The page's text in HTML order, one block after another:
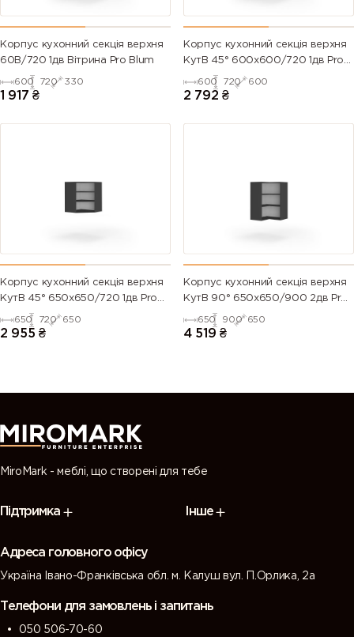
Корпус кухонний секцiя верхня
60В/720 1дв Вітрина Pro Blum
600 720 330
1 917 ₴
Корпус кухонний секцiя верхня
КутВ 45° 600х600/720 1дв Pro
600 720 600
2 792 ₴
Корпус кухонний секцiя верхня
КутВ 45° 650х650/720 1дв Pro
650 720 650
2 955 ₴
Корпус кухонний секцiя верхня
КутВ 90° 650х650/900 2дв Pro
650 900 650
4 519 ₴
MiroMark - меблі, що створені для тебе
Підтримка Інше
Адреса головного офісу
Україна Івано-Франківська обл. м. Калуш вул. П.Орлика, 2а
Телефони для замовлень і запитань
050 506-70-60